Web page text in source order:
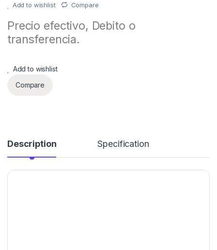
Add to wishlist Compare
Precio efectivo, Debito o
transferencia.
Add to wishlist
Compare
Description Specification